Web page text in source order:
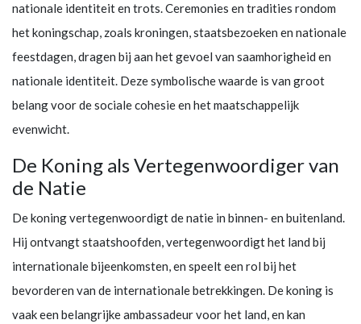
nationale identiteit en trots. Ceremonies en tradities rondom
het koningschap, zoals kroningen, staatsbezoeken en nationale
feestdagen, dragen bij aan het gevoel van saamhorigheid en
nationale identiteit. Deze symbolische waarde is van groot
belang voor de sociale cohesie en het maatschappelijk
evenwicht.
De Koning als Vertegenwoordiger van
de Natie
De koning vertegenwoordigt de natie in binnen- en buitenland.
Hij ontvangt staatshoofden, vertegenwoordigt het land bij
internationale bijeenkomsten, en speelt een rol bij het
bevorderen van de internationale betrekkingen. De koning is
vaak een belangrijke ambassadeur voor het land, en kan